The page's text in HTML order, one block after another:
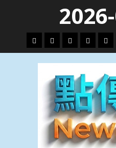
content頭
條
財
經
地
方.
會
文
教.
技
專
題